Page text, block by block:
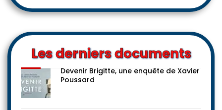
Les derniers documents
Devenir Brigitte, une enquête de Xavier
Poussard